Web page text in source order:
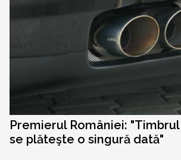
Premierul României:
se plăteşte o singură dată"